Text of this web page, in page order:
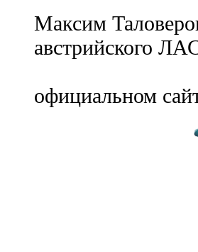
Максим
австрийского
официальном